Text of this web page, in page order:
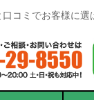
コミでお客様に選